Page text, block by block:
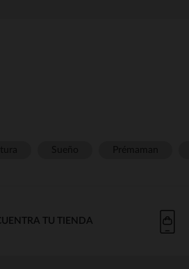
TU TIENDA